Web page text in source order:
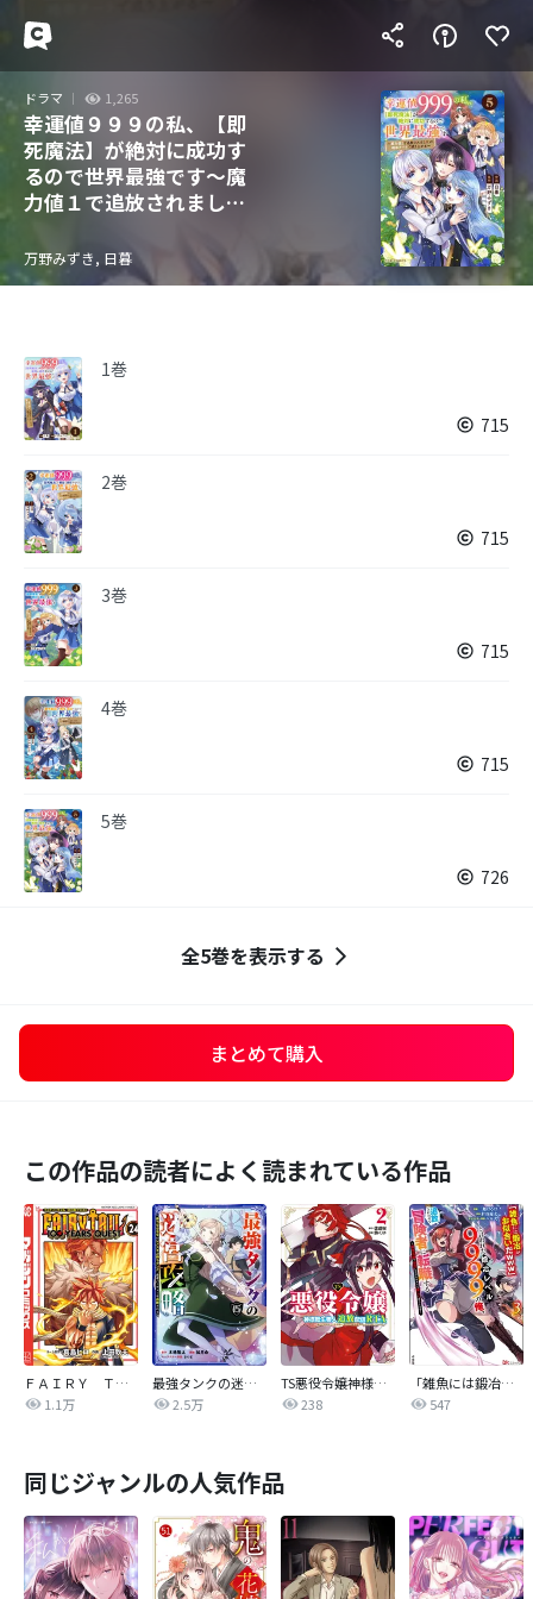
ドラマ 1,265
幸運値９９９の私、【即
死魔法】が絶対に成功す
るので世界最強です～魔
力値１で追放されました
がる～
万野みずき, 日暮
1巻
715
2巻
715
3巻
715
4巻
715
5巻
726
全5巻を表示する
まとめて購入
この作品の読者によく読まれている作品
ＦＡＩＲＹ ＴＡＩＬ １００ ＹＥＡＲＳ ＱＵＥＳＴ
1.1万
最強タンクの迷宮攻略 ～体力9999のレアスキル持ちタンク、勇者パーティーを追放される～
2.5万
TS悪役令嬢神様転生善人追放配信RTA～嫌われ追放エンドを目指してるのに最強無双ロードから降りられない～
238
「雑魚には鍛冶がお似合いだwww」と言われた鍛冶レベル9999の俺、追放されたので冒険者に転職する ～最強武器で無双しながらギルドで楽しく暮らします～ コミック版
547
同じジャンルの人気作品